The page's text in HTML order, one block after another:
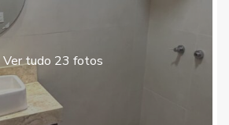
Ver tudo 23 fotos